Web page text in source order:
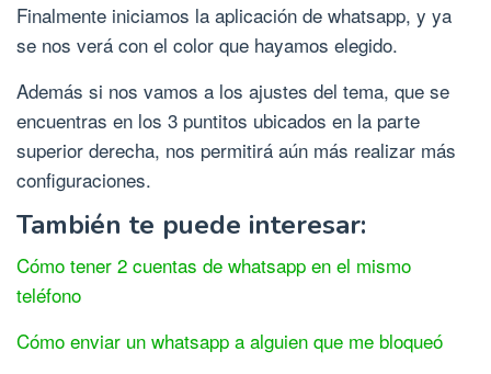
Finalmente iniciamos la aplicación de whatsapp, y ya
se nos verá con el color que hayamos elegido.
Además si nos vamos a los ajustes del tema, que se
encuentras en los 3 puntitos ubicados en la parte
superior derecha, nos permitirá aún más realizar más
configuraciones.
También te puede interesar:
Cómo tener 2 cuentas de whatsapp en el mismo
teléfono
Cómo enviar un whatsapp a alguien que me bloqueó